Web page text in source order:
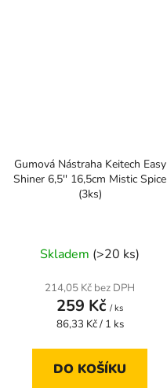
Gumová Nástraha Keitech Easy
Shiner 6,5'' 16,5cm Mistic Spice
(3ks)
Skladem (>20 ks)
214,05 Kč bez DPH
259 Kč / ks
Měrná
86,33 Kč / 1 ks
DO KOŠÍKU